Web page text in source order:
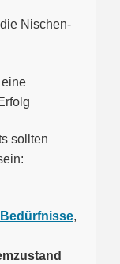
Nischen-
sollten
Bedürfnisse,